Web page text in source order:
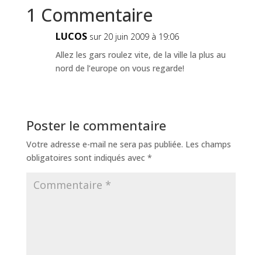
1 Commentaire
LUCOS sur 20 juin 2009 à 19:06
Allez les gars roulez vite, de la ville la plus au
nord de l’europe on vous regarde!
Poster le commentaire
Votre adresse e-mail ne sera pas publiée. Les champs
obligatoires sont indiqués avec *